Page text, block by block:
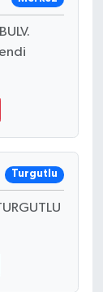
Turgutlu